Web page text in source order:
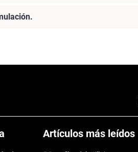
Artículos más leídos